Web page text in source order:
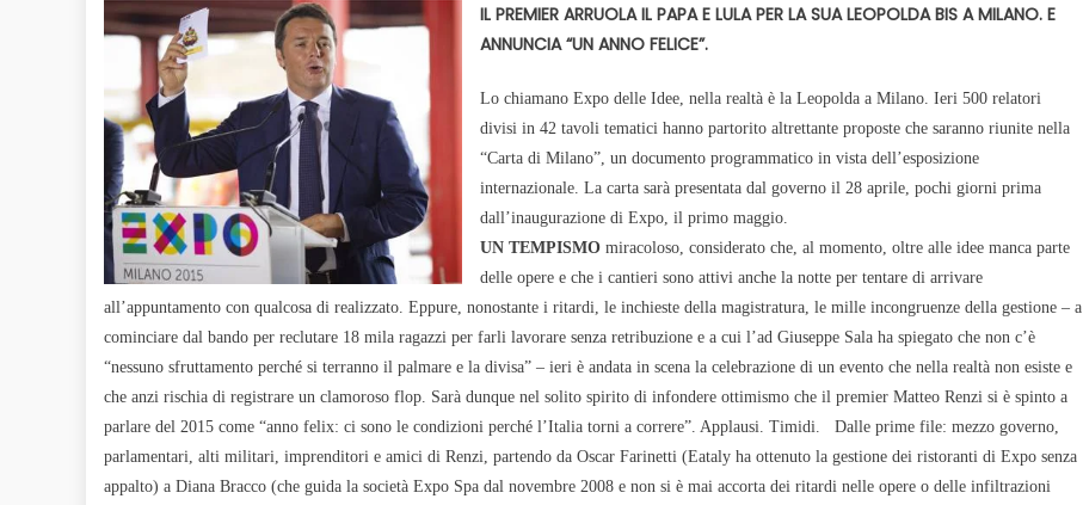
IL PREMIER ARRUOLA IL PAPA E LULA PER LA SUA LEOPOLDA BIS A MILANO. E
ANNUNCIA “UN ANNO FELICE”.
Lo chiamano Expo delle Idee, nella realtà è la Leopolda a Milano. Ieri 500 relatori
divisi in 42 tavoli tematici hanno partorito altrettante proposte che saranno riunite nella
“Carta di Milano”, un documento programmatico in vista dell’esposizione
internazionale. La carta sarà presentata dal governo il 28 aprile, pochi giorni prima
dall’inaugurazione di Expo, il primo maggio.
UN TEMPISMO miracoloso, considerato che, al momento, oltre alle idee manca parte
delle opere e che i cantieri sono attivi anche la notte per tentare di arrivare
all’appuntamento con qualcosa di realizzato. Eppure, nonostante i ritardi, le inchieste della magistratura, le mille incongruenze della gestione – a
cominciare dal bando per reclutare 18 mila ragazzi per farli lavorare senza retribuzione e a cui l’ad Giuseppe Sala ha spiegato che non c’è
“nessuno sfruttamento perché si terranno il palmare e la divisa” – ieri è andata in scena la celebrazione di un evento che nella realtà non esiste e
che anzi rischia di registrare un clamoroso flop. Sarà dunque nel solito spirito di infondere ottimismo che il premier Matteo Renzi si è spinto a
parlare del 2015 come “anno felix: ci sono le condizioni perché l’Italia torni a correre”. Applausi. Timidi.
Dalle prime file: mezzo governo,
parlamentari, alti militari, imprenditori e amici di Renzi, partendo da Oscar Farinetti (Eataly ha ottenuto la gestione dei ristoranti di Expo senza
appalto) a Diana Bracco (che guida la società Expo Spa dal novembre 2008 e non si è mai accorta dei ritardi nelle opere o delle infiltrazioni